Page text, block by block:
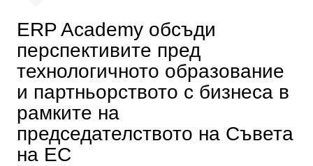
ERP Academy обсъди
перспективите пред
технологичното образование
и партньорството с бизнеса в
рамките на
председателството на Съвета
на ЕС